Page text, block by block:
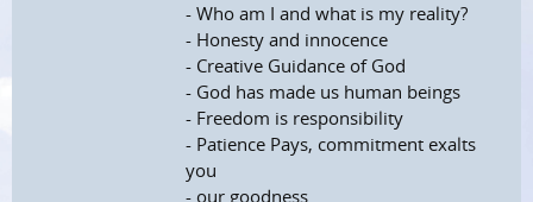
- Who am I and what is my reality?
- Honesty and innocence
- Creative Guidance of God
- God has made us human beings
- Freedom is responsibility
- Patience Pays, commitment exalts
you
- our goodness